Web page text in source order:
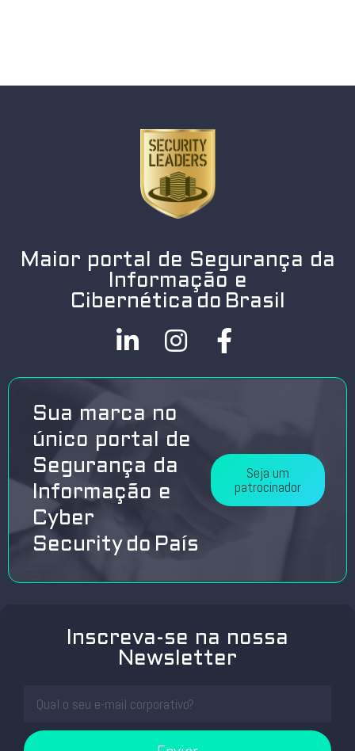
Maior portal de Segurança da
Informação e
Cibernética do Brasil
Sua marca no
único portal de
Segurança da
Informação e
Cyber
Security do País
Seja um
patrocinador
Inscreva-se na nossa
Newsletter